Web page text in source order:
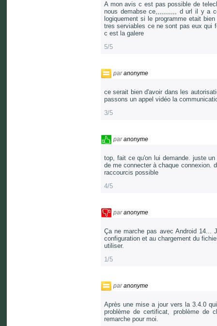
A mon avis c est pas possible de
nous demabse ce,,,,,,,,,,, d url il y a
logiquement si le programme etait
tres serviables ce ne sont pas eux qui
c est la galere
5/5
paranonyme
ce serait bien d'avoir dans les
passons un appel vidéo la
3/5
paranonyme
top, fait ce qu'on lui demande. juste
de me connecter à chaque connexion.
raccourcis possible
4/5
paranonyme
Ça ne marche pas avec Android 14...
configuration et au chargement du
utiliser.
1/5
paranonyme
Après une mise a jour vers la 3.4.0
problème de certificat, problème de
remarche pour moi.